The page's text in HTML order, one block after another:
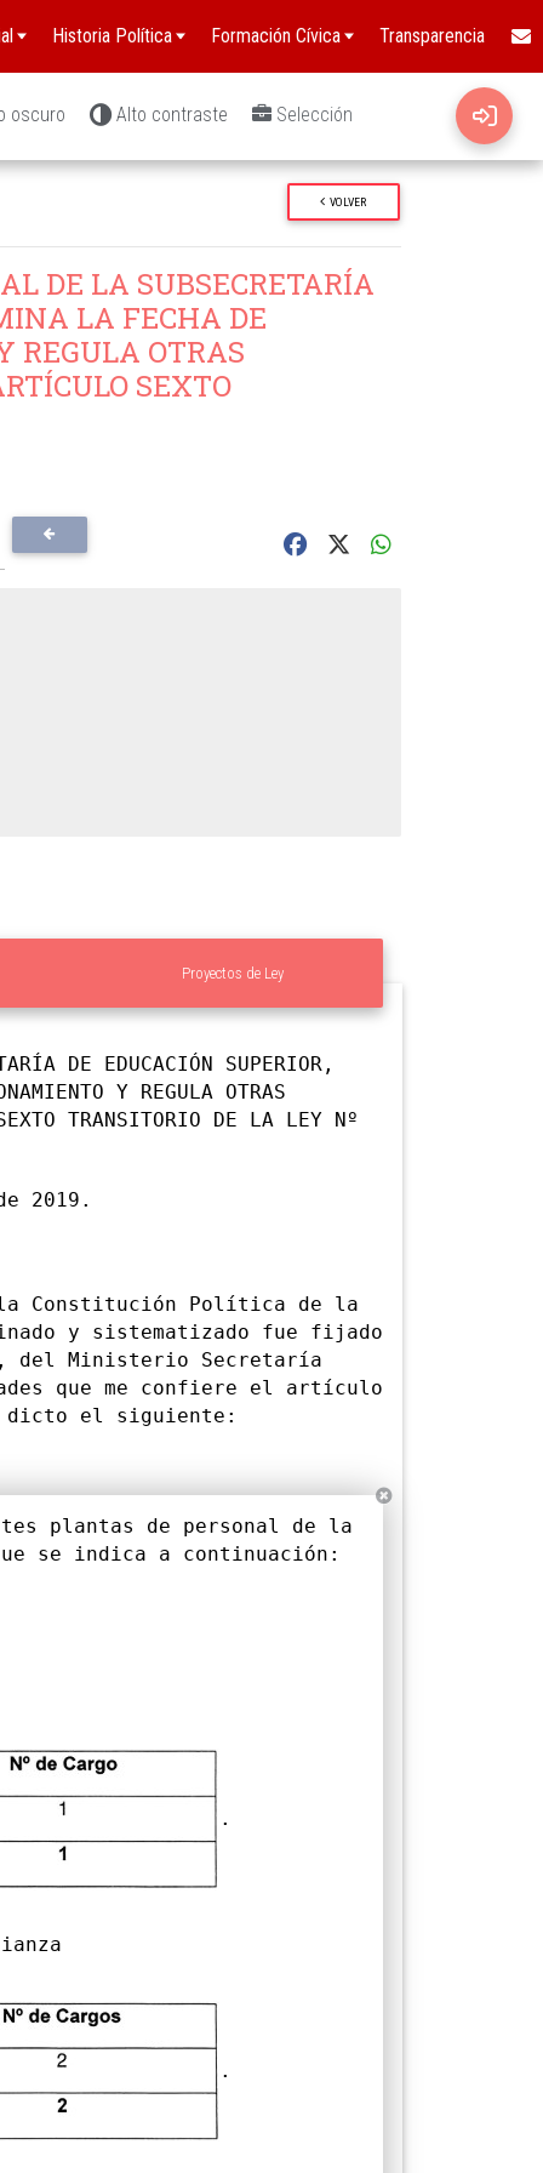
Historia Política Formación Cívica Transparencia
oscuro Alto contraste Selección
VOLVER
DE LA SUBSECRETARÍA
LA FECHA DE
REGULA OTRAS
SEXTO
Proyectos de Ley
DE EDUCACIÓN SUPERIOR,
Y REGULA OTRAS
TRANSITORIO DE LA LEY Nº
2019.
Política de la
y sistematizado fue fijado
del Ministerio Secretaría
que me confiere el artículo
dicto el siguiente:
plantas de personal de la
se indica a continuación:
.
.